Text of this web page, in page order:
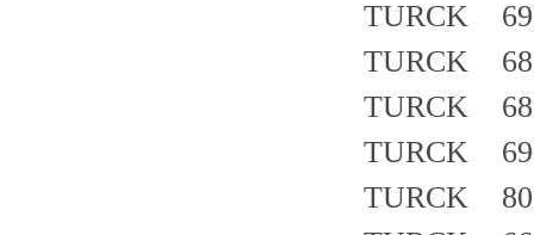
TURCK
TURCK
TURCK
TURCK
TURCK